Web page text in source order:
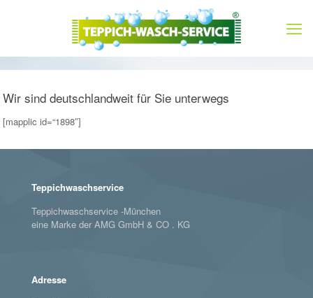
Wir sind deutschlandweit für Sie unterwegs
[mapplic id=“1898″]
Teppichwaschservice
Teppichwaschservice -München
eine Marke der AMG GmbH & CO . KG
Adresse